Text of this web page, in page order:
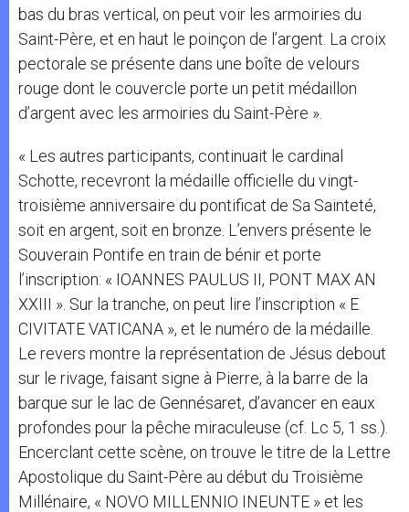
bas du bras vertical, on peut voir les armoiries du
Saint-Père, et en haut le poinçon de l’argent. La croix
pectorale se présente dans une boîte de velours
rouge dont le couvercle porte un petit médaillon
d’argent avec les armoiries du Saint-Père ».
« Les autres participants, continuait le cardinal
Schotte, recevront la médaille officielle du vingt-
troisième anniversaire du pontificat de Sa Sainteté,
soit en argent, soit en bronze. L’envers présente le
Souverain Pontife en train de bénir et porte
l’inscription: « IOANNES PAULUS II, PONT MAX AN
XXIII ». Sur la tranche, on peut lire l’inscription « E
CIVITATE VATICANA », et le numéro de la médaille.
Le revers montre la représentation de Jésus debout
sur le rivage, faisant signe à Pierre, à la barre de la
barque sur le lac de Gennésaret, d’avancer en eaux
profondes pour la pêche miraculeuse (cf. Lc 5, 1 ss.).
Encerclant cette scène, on trouve le titre de la Lettre
Apostolique du Saint-Père au début du Troisième
Millénaire, « NOVO MILLENNIO INEUNTE » et les